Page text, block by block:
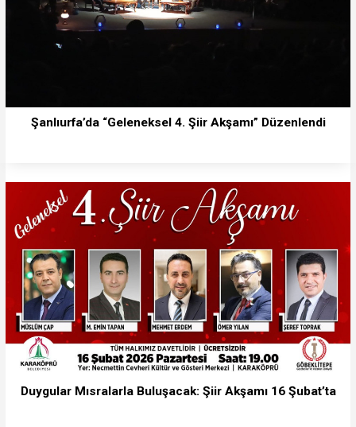
Şanlıurfa’da “Geleneksel 4. Şiir Akşamı” Düzenlendi
Duygular Mısralarla Buluşacak: Şiir Akşamı 16 Şubat’ta